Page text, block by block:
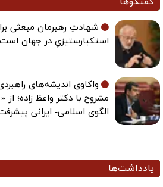
شهادتِ رهبرمان مبعثی
استکبارستیزیِ در جهان است
واکاوی اندیشه‌های
مشروح با دکتر واعظ زاده؛
الگوی اسلامی- ایرانی
یادداشت‌ها